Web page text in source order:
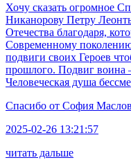
Хочу сказать огромное
Никанорову Петру
Отечества благодаря,
Современному
подвиги своих Героев
прошлого. Подвиг воина
Человеческая душа
Спасибо от София
2025-02-26 13:21:57
читать дальше